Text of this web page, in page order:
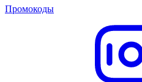
Промокоды